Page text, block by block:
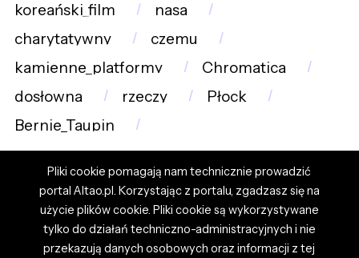
koreański_film
nasa
charytatywny
czemu
kamienne_platformy
Chromatica
dosłowna
rzeczy
Płock
Bernie_Taupin
Pliki cookie pomagają nam technicznie prowadzić
portal Altao.pl. Korzystając z portalu, zgadzasz się na
użycie plików cookie. Pliki cookie są wykorzystywane
tylko do działań techniczno-administracyjnych i nie
przekazują danych osobowych oraz informacji z tej